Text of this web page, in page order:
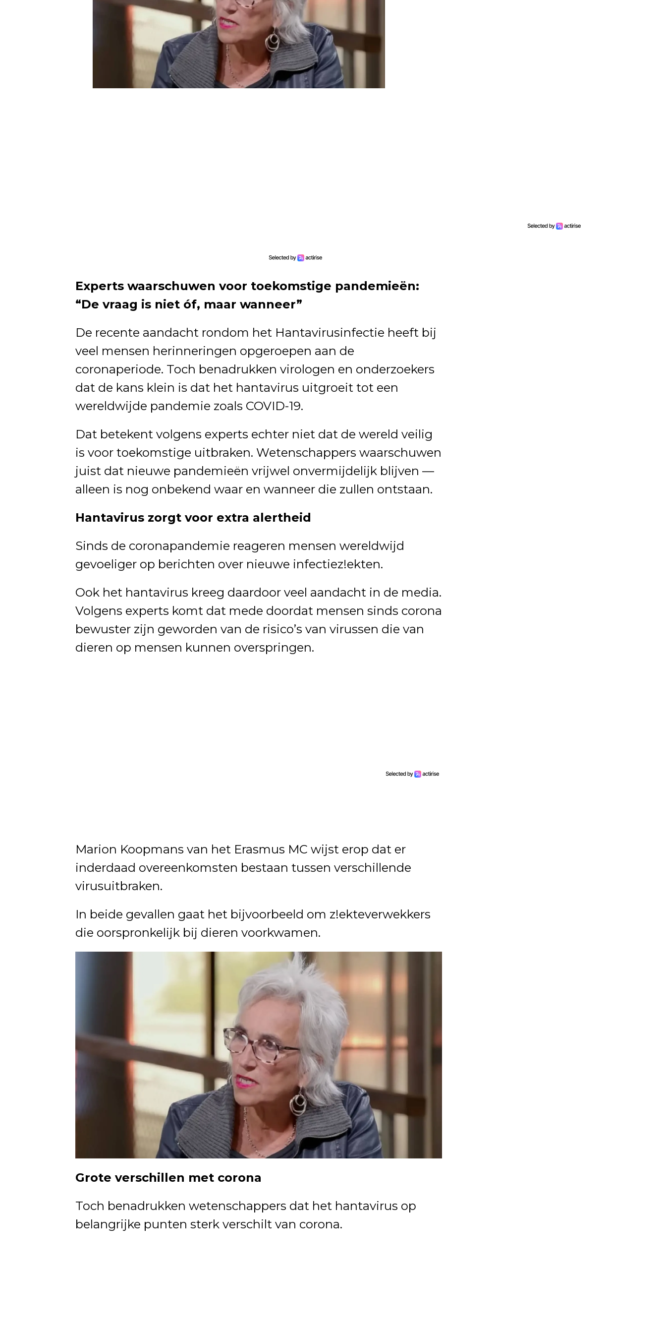
Experts waarschuwen voor toekomstige pandemieën:
“De vraag is niet óf, maar wanneer”
De recente aandacht rondom het Hantavirusinfectie heeft bij
veel mensen herinneringen opgeroepen aan de
coronaperiode. Toch benadrukken virologen en onderzoekers
dat de kans klein is dat het hantavirus uitgroeit tot een
wereldwijde pandemie zoals COVID-19.
Dat betekent volgens experts echter niet dat de wereld veilig
is voor toekomstige uitbraken. Wetenschappers waarschuwen
juist dat nieuwe pandemieën vrijwel onvermijdelijk blijven —
alleen is nog onbekend waar en wanneer die zullen ontstaan.
Hantavirus zorgt voor extra alertheid
Sinds de coronapandemie reageren mensen wereldwijd
gevoeliger op berichten over nieuwe infectiez!ekten.
Ook het hantavirus kreeg daardoor veel aandacht in de media.
Volgens experts komt dat mede doordat mensen sinds corona
bewuster zijn geworden van de risico’s van virussen die van
dieren op mensen kunnen overspringen.
Marion Koopmans van het Erasmus MC wijst erop dat er
inderdaad overeenkomsten bestaan tussen verschillende
virusuitbraken.
In beide gevallen gaat het bijvoorbeeld om z!ekteverwekkers
die oorspronkelijk bij dieren voorkwamen.
Grote verschillen met corona
Toch benadrukken wetenschappers dat het hantavirus op
belangrijke punten sterk verschilt van corona.